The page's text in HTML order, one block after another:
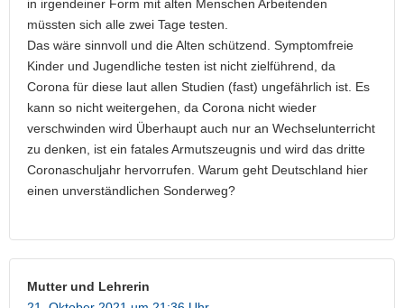
in irgendeiner Form mit alten Menschen Arbeitenden
müssten sich alle zwei Tage testen.
Das wäre sinnvoll und die Alten schützend. Symptomfreie
Kinder und Jugendliche testen ist nicht zielführend, da
Corona für diese laut allen Studien (fast) ungefährlich ist. Es
kann so nicht weitergehen, da Corona nicht wieder
verschwinden wird Überhaupt auch nur an Wechselunterricht
zu denken, ist ein fatales Armutszeugnis und wird das dritte
Coronaschuljahr hervorrufen. Warum geht Deutschland hier
einen unverständlichen Sonderweg?
Mutter und Lehrerin